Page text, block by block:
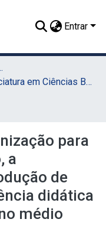
Entrar
- UFRPE (Sede)
Licenciatura em Ciências Biológicas (Sede)
para
a
de
didática
médio